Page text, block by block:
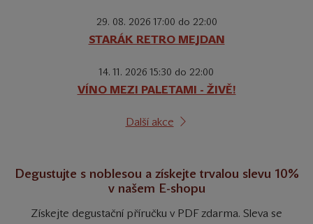
29. 08. 2026 17:00 do 22:00
STARÁK RETRO MEJDAN
14. 11. 2026 15:30 do 22:00
VÍNO MEZI PALETAMI - ŽIVĚ!
Další akce
Degustujte s noblesou a získejte trvalou slevu 10%
v našem E-shopu
Získejte degustační příručku v PDF zdarma. Sleva se